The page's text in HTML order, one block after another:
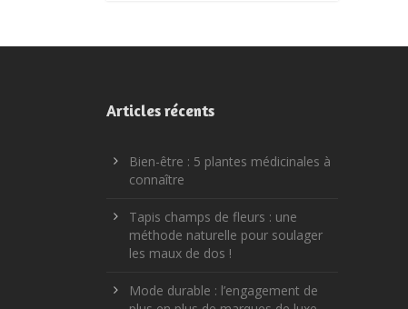
Articles récents
Bien-être : 5 plantes médicinales à
connaître
Tapis champs de fleurs : une
méthode naturelle pour soulager
les maux de dos !
Mode durable : l’engagement de